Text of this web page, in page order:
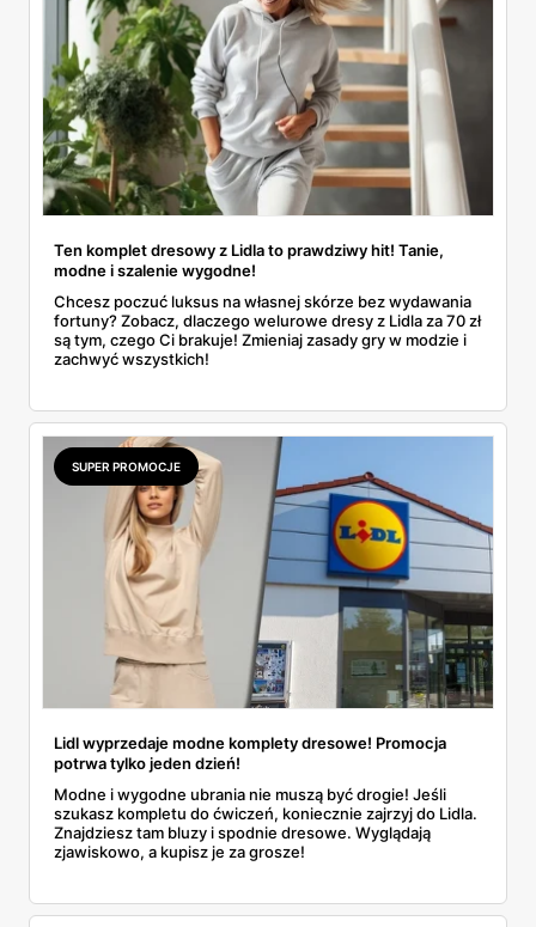
Ten komplet dresowy z Lidla to prawdziwy hit! Tanie,
modne i szalenie wygodne!
Chcesz poczuć luksus na własnej skórze bez wydawania
fortuny? Zobacz, dlaczego welurowe dresy z Lidla za 70 zł
są tym, czego Ci brakuje! Zmieniaj zasady gry w modzie i
zachwyć wszystkich!
SUPER PROMOCJE
Lidl wyprzedaje modne komplety dresowe! Promocja
potrwa tylko jeden dzień!
Modne i wygodne ubrania nie muszą być drogie! Jeśli
szukasz kompletu do ćwiczeń, koniecznie zajrzyj do Lidla.
Znajdziesz tam bluzy i spodnie dresowe. Wyglądają
zjawiskowo, a kupisz je za grosze!